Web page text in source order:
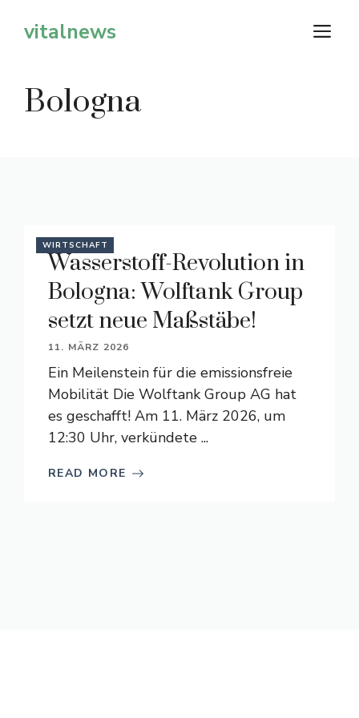
Inhaltvitalnews
Bologna
WIRTSCHAFT
Wasserstoff-Revolution in
Bologna: Wolftank Group
setzt neue Maßstäbe!
11. MÄRZ 2026
Ein Meilenstein für die emissionsfreie
Mobilität Die Wolftank Group AG hat
es geschafft! Am 11. März 2026, um
12:30 Uhr, verkündete ...
READ MORE